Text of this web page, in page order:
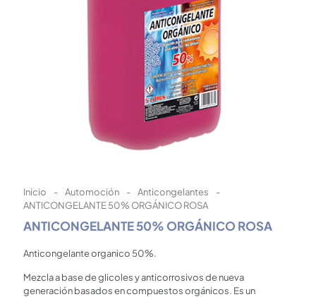
Inicio - Automoción - Anticongelantes
-
ANTICONGELANTE 50% ORGÁNICO ROSA
ANTICONGELANTE 50% ORGÁNICO ROSA
Anticongelante organico 50%.
Mezcla a base de glicoles y anticorrosivos de nueva
generación basados en compuestos orgánicos. Es un